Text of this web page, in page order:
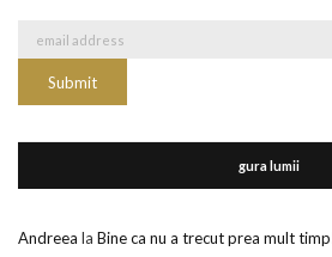
gura lumii
Andreea la Bine ca nu a trecut prea mult